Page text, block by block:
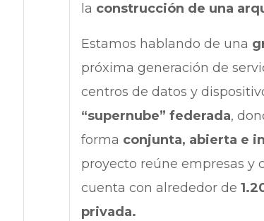
la construcción de una
Estamos hablando de una
próxima generación de
centros de datos y
“supernube” federada,
forma conjunta, abierta e
proyecto reúne empresas y
cuenta con alrededor de
privada.